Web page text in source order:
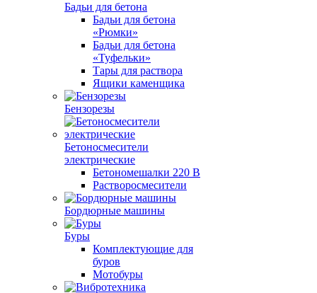
Бадьи для бетона
Бадьи для бетона
«Рюмки»
Бадьи для бетона
«Туфельки»
Тары для раствора
Ящики каменщика
Бензорезы
Бетоносмесители
электрические
Бетономешалки 220 В
Растворосмесители
Бордюрные машины
Буры
Комплектующие для
буров
Мотобуры